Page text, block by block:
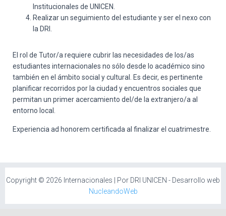
Institucionales de UNICEN.
Realizar un seguimiento del estudiante y ser el nexo con
la DRI.
El rol de Tutor/a requiere cubrir las necesidades de los/as
estudiantes internacionales no sólo desde lo académico sino
también en el ámbito social y cultural. Es decir, es pertinente
planificar recorridos por la ciudad y encuentros sociales que
permitan un primer acercamiento del/de la extranjero/a al
entorno local.
Experiencia ad honorem certificada al finalizar el cuatrimestre.
Copyright © 2026 Internacionales | Por DRI UNICEN - Desarrollo web
NucleandoWeb